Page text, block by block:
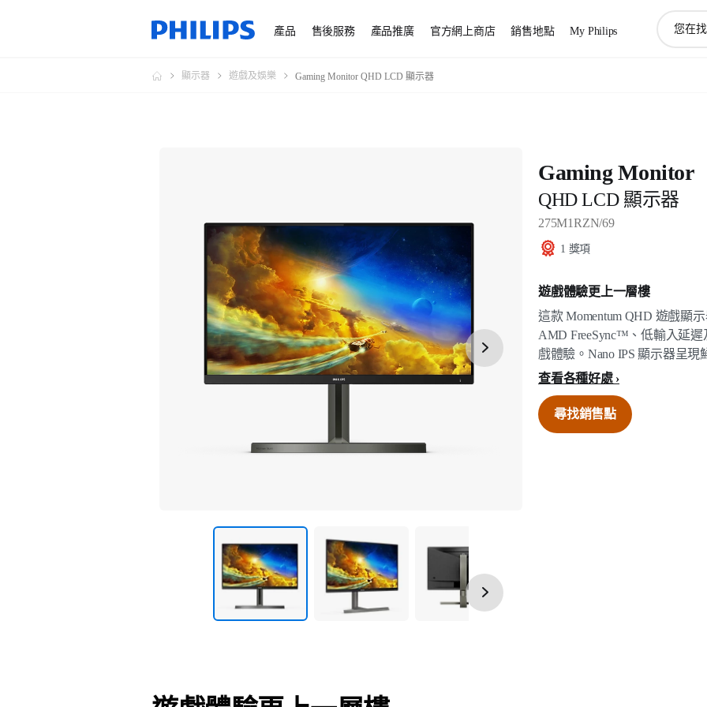
產品 售後服務 產品推廣 官方網上商店 銷售地點 My Philips
顯示器 遊戲及娛樂 Gaming Monitor QHD LCD 顯示器
Gaming Monitor
QHD LCD 顯示器
275M1RZN/69
1 獎項
遊戲體驗更上一層樓
這款 Momentum QHD 遊戲顯
AMD FreeSync™、低輸入延
戲體驗。Nano IPS 顯示器呈
查看各種好處
尋找銷售點